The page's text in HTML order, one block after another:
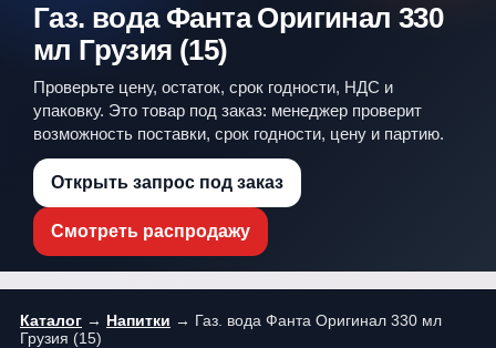
Газ. вода Фанта Оригинал 330
мл Грузия (15)
Проверьте цену, остаток, срок годности, НДС и
упаковку. Это товар под заказ: менеджер проверит
возможность поставки, срок годности, цену и партию.
Открыть запрос под заказ
Смотреть распродажу
Каталог → Напитки → Газ. вода Фанта Оригинал 330 мл
Грузия (15)